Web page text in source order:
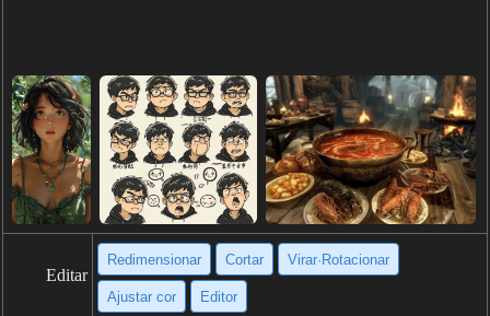
Editar
Redimensionar Cortar Virar·Rotacionar
Ajustar cor Editor